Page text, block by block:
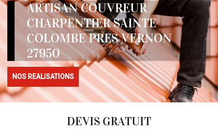
ARTISAN COUVREUR
CHARPENTIER SAINTE
COLOMBE PRES VERNON
27950
NOS REALISATIONS
DEVIS GRATUIT